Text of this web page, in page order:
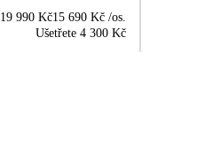
19 990 Kč15 690 Kč /os.
Ušetřete 4 300 Kč